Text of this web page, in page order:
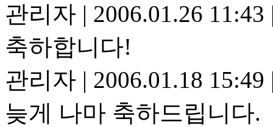
관리자 | 2006.01.26 11:43
축하합니다!
관리자 | 2006.01.18 15:49
늦게 나마 축하드립니다.